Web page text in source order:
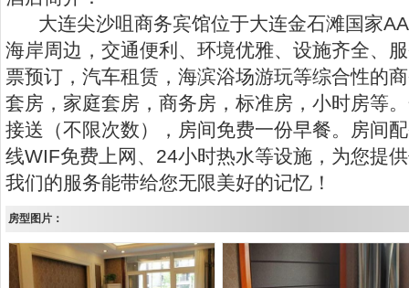
大连尖沙咀商务宾馆位于大连金石滩国家
海岸周边，交通便利、环境优雅、设施齐全、
票预订，汽车租赁，海滨浴场游玩等综合性的
套房，家庭套房，商务房，标准房，小时房等
接送（不限次数），房间免费一份早餐。房间
线WIF免费上网、24小时热水等设施，为您提
我们的服务能带给您无限美好的记忆！
房型图片：